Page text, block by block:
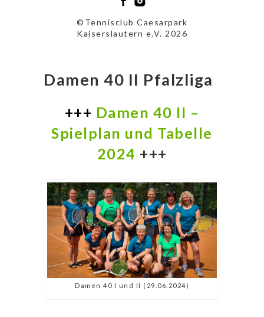
©Tennisclub Caesarpark
Kaiserslautern e.V. 2026
Damen 40 II Pfalzliga
+++ Damen 40 II –
Spielplan und Tabelle
2024 +++
Damen 40 I und II (29.06.2024)